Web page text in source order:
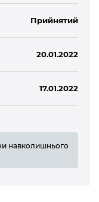
Прийнятий
20.01.2022
17.01.2022
навколишнього